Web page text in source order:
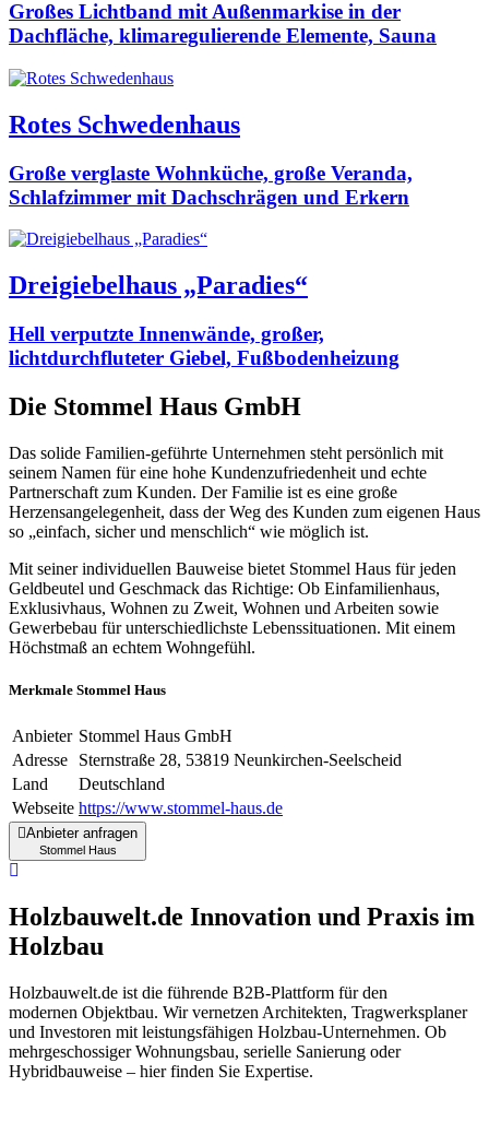
Großes Lichtband mit Außenmarkise in der
Dachfläche, klimaregulierende Elemente, Sauna
Rotes Schwedenhaus
Große verglaste Wohnküche, große Veranda,
Schlafzimmer mit Dachschrägen und Erkern
Dreigiebelhaus „Paradies“
Hell verputzte Innenwände, großer,
lichtdurchfluteter Giebel, Fußbodenheizung
Die Stommel Haus GmbH
Das solide Familien-geführte Unternehmen steht persönlich mit
seinem Namen für eine hohe Kundenzufriedenheit und echte
Partnerschaft zum Kunden. Der Familie ist es eine große
Herzensangelegenheit, dass der Weg des Kunden zum eigenen Haus
so „einfach, sicher und menschlich“ wie möglich ist.
Mit seiner individuellen Bauweise bietet Stommel Haus für jeden
Geldbeutel und Geschmack das Richtige: Ob Einfamilienhaus,
Exklusivhaus, Wohnen zu Zweit, Wohnen und Arbeiten sowie
Gewerbebau für unterschiedlichste Lebenssituationen. Mit einem
Höchstmaß an echtem Wohngefühl.
Merkmale Stommel Haus
Anbieter Stommel Haus GmbH
Adresse
Sternstraße 28, 53819 Neunkirchen-Seelscheid
Land
Deutschland
Webseite https://www.stommel-haus.de
Anbieter anfragen
Stommel Haus
Holzbauwelt.de Innovation und Praxis im
Holzbau
Holzbauwelt.de ist die führende B2B-Plattform für den
modernen Objektbau. Wir vernetzen Architekten, Tragwerksplaner
und Investoren mit leistungsfähigen Holzbau-Unternehmen. Ob
mehrgeschossiger Wohnungsbau, serielle Sanierung oder
Hybridbauweise – hier finden Sie Expertise.